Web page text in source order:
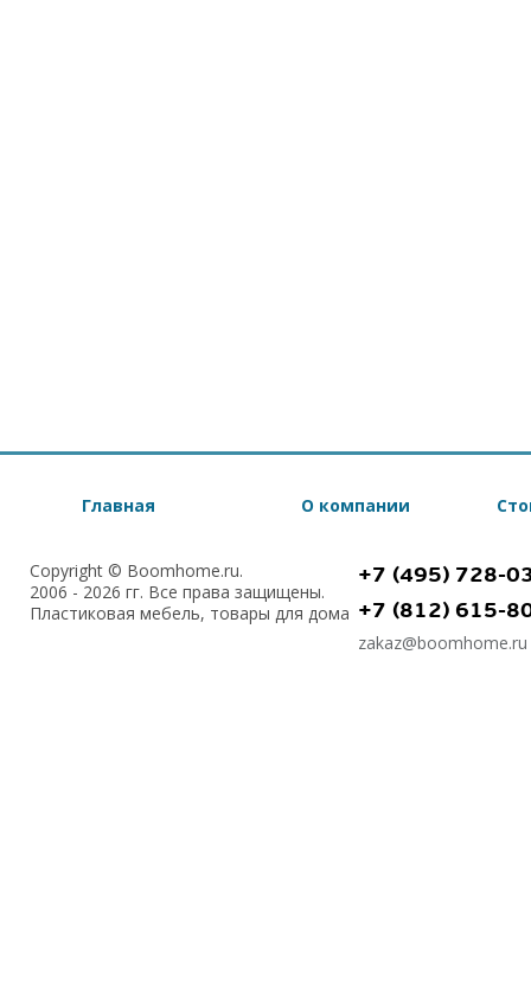
Главная О компании
Copyright © Boomhome.ru.
2006 - 2026 гг. Все права защищены.
Пластиковая мебель, товары для дома
+7 (495) 728-
+7 (812) 615-
zakaz@boomhome.ru